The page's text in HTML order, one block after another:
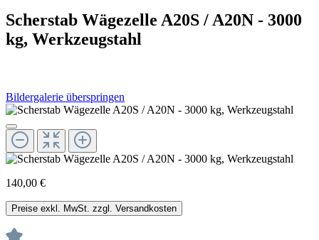
Scherstab Wägezelle A20S / A20N - 3000
kg, Werkzeugstahl
Bildergalerie überspringen
140,00 €
Preise exkl. MwSt. zzgl. Versandkosten